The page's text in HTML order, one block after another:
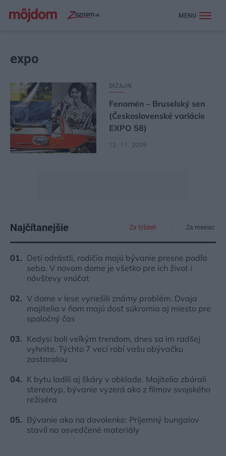
MENU
expo
DIZAJN
Fenomén – Bruselský sen
(Československé variácie
EXPO 58)
12. 11. 2009
Najčítanejšie Za týždeň Za mesiac
Deti odrástli, rodičia majú bývanie presne podľa
seba. V novom dome je všetko pre ich život i
návštevy vnúčat
V dome v lese vyriešili známy problém. Dvaja
majitelia v ňom majú dosť súkromia aj miesto pre
spoločný čas
Kedysi boli veľkým trendom, dnes sa im radšej
vyhnite. Týchto 7 vecí robí vašu obývačku
zastaralou
K bytu ladili aj škáry v obklade. Majitelia zbúrali
stereotyp, bývanie vyzerá ako z filmov svojského
režiséra
Bývanie ako na dovolenke: Príjemný bungalov
stavil na osvedčené materiály